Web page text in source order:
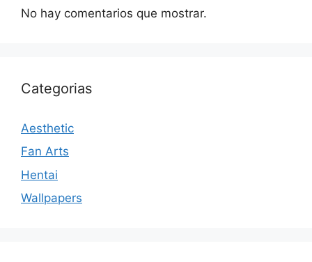
No hay comentarios que mostrar.
Categorias
Aesthetic
Fan Arts
Hentai
Wallpapers